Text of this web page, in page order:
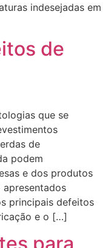
indesejadas em
de
que se
de
podem
e dos produtos
principais defeitos
e o […]